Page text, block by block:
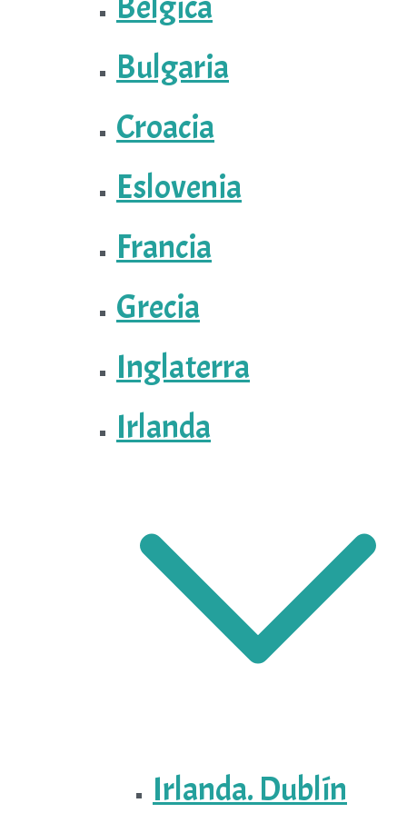
Bulgaria
Croacia
Eslovenia
Francia
Grecia
Inglaterra
Irlanda
Irlanda. Dublín